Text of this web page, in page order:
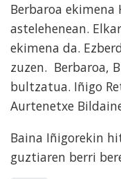
Berbaroa ekimena
astelehenean.
ekimena da.
zuzen. Berbaroa,
bultzatua. Iñigo
Aurtenetxe
Baina Iñigorekin
guztiaren berri